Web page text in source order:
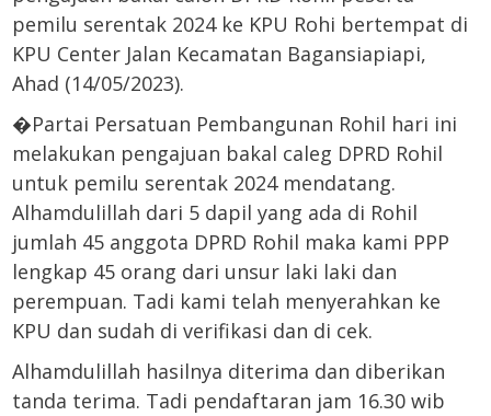
pemilu serentak 2024 ke KPU Rohi bertempat di
KPU Center Jalan Kecamatan Bagansiapiapi,
Ahad (14/05/2023).
�Partai Persatuan Pembangunan Rohil hari ini
melakukan pengajuan bakal caleg DPRD Rohil
untuk pemilu serentak 2024 mendatang.
Alhamdulillah dari 5 dapil yang ada di Rohil
jumlah 45 anggota DPRD Rohil maka kami PPP
lengkap 45 orang dari unsur laki laki dan
perempuan. Tadi kami telah menyerahkan ke
KPU dan sudah di verifikasi dan di cek.
Alhamdulillah hasilnya diterima dan diberikan
tanda terima. Tadi pendaftaran jam 16.30 wib